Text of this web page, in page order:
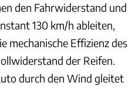
den Fahrwiderstand und
130 km/h ableiten,
mechanische Effizienz des
der Reifen.
durch den Wind gleitet